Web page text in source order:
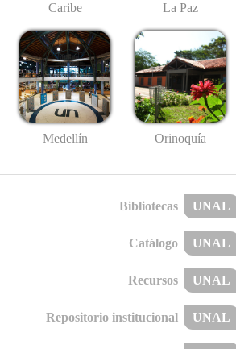
Caribe La Paz
Medellín Orinoquía
Bibliotecas UNAL
Catálogo UNAL
Recursos UNAL
Repositorio institucional UNAL